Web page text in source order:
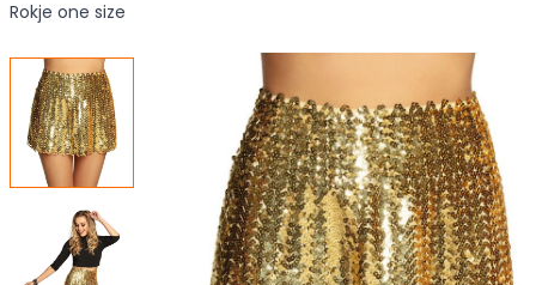
Rokje one size